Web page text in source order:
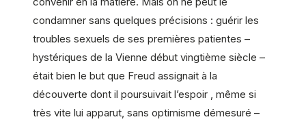
condamner sans quelques précisions : guérir les
troubles sexuels de ses premières patientes –
hystériques de la Vienne début vingtième siècle –
était bien le but que Freud assignait à la
découverte dont il poursuivait l’espoir , même si
très vite lui apparut, sans optimisme démesuré –